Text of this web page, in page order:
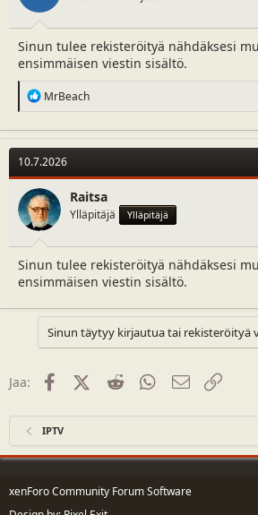
Sinun tulee rekisteröityä nähdäksesi
ensimmäisen viestin sisältö.
R
e
c
t
i
o
n
s
:
MrBeach
10.7.2026
Raitsa
Ylläpitäjä Ylläpitäjä
Sinun tulee rekisteröityä nähdäksesi
ensimmäisen viestin sisältö.
Sinun täytyy kirjautua tai rekisteröityä
Jaa: FacebookX (Twitter)
Reddit WhatsAppSähköposti
IPTV
xenForo Community Forum Software